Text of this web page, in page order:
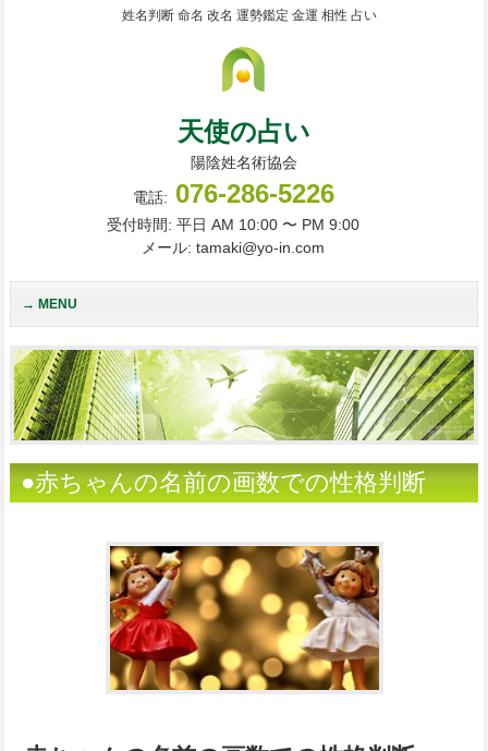
姓名判断 命名 改名 運勢鑑定 金運 相性 占い
天使の占い
陽陰姓名術協会
電話: 076-286-5226
受付時間: 平日 AM 10:00 〜 PM 9:00
メール: tamaki@yo-in.com
MENU
●赤ちゃんの名前の画数での性格判断